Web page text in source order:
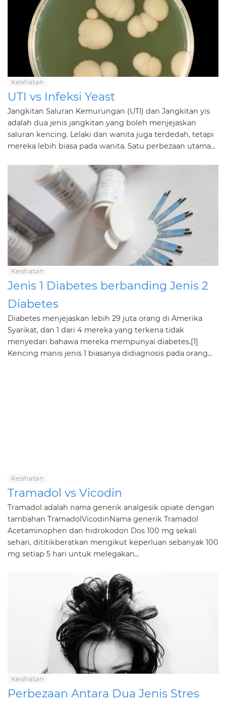
Kesihatan
UTI vs Infeksi Yeast
Jangkitan Saluran Kemurungan (UTI) dan Jangkitan yis
adalah dua jenis jangkitan yang boleh menjejaskan
saluran kencing. Lelaki dan wanita juga terdedah, tetapi
mereka lebih biasa pada wanita. Satu perbezaan utama...
Kesihatan
Jenis 1 Diabetes berbanding Jenis 2
Diabetes
Diabetes menjejaskan lebih 29 juta orang di Amerika
Syarikat, dan 1 dari 4 mereka yang terkena tidak
menyedari bahawa mereka mempunyai diabetes.[1]
Kencing manis jenis 1 biasanya didiagnosis pada orang...
Kesihatan
Tramadol vs Vicodin
Tramadol adalah nama generik analgesik opiate dengan
tambahan TramadolVicodinNama generik Tramadol
Acetaminophen dan hidrokodon Dos 100 mg sekali
sehari, dititikberatkan mengikut keperluan sebanyak 100
mg setiap 5 hari untuk melegakan...
Kesihatan
Perbezaan Antara Dua Jenis Stres